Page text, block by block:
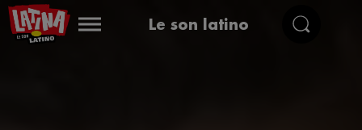
Le son latino